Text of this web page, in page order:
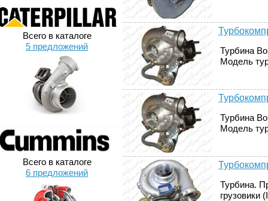
Всего в каталоге
5 предложений
Всего в каталоге
6 предложений
Турбина
Модель
Турбина
Модель
Турбина.
грузовики